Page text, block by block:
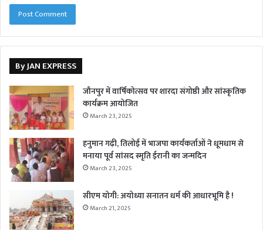
By JAN EXPRESS
जौनपुर में वार्षिकोत्सव पर शारदा संगोष्ठी और सांस्कृतिक
कार्यक्रम आयोजित
March 23, 2025
हनुमान गढ़ी, तिलोई में भाजपा कार्यकर्ताओं ने धूमधाम से
मनाया पूर्व सांसद स्मृति ईरानी का जन्मदिन
March 23, 2025
सीएम योगी: अयोध्या सनातन धर्म की आधारभूमि है !
March 21, 2025